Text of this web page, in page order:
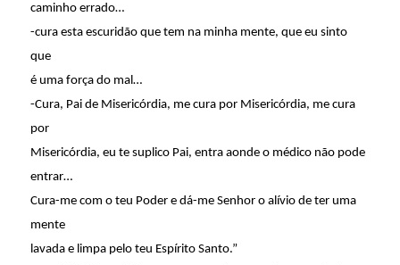
caminho errado…
-cura esta escuridão que tem na minha mente, que eu sinto
que
é uma força do mal…
-Cura, Pai de Misericórdia, me cura por Misericórdia, me cura
por
Misericórdia, eu te suplico Pai, entra aonde o médico não pode
entrar…
Cura-me com o teu Poder e dá-me Senhor o alívio de ter uma
mente
lavada e limpa pelo teu Espírito Santo.”